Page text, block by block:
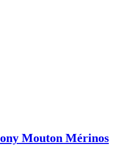
Mouton Mérinos